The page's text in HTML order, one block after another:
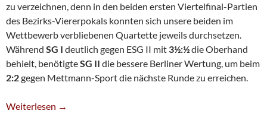
zu verzeichnen, denn in den beiden ersten Viertelfinal-Partien
des Bezirks-Viererpokals konnten sich unsere beiden im
Wettbewerb verbliebenen Quartette jeweils durchsetzen.
Während SG I deutlich gegen ESG II mit 3½:½die Oberhand
behielt, benötigteSG II die bessere Berliner Wertung, um beim
2:2gegen Mettmann-Sport die nächste Runde zu erreichen.
Zwei SG-Teams Im Bezirkspokal-Halbfinale
Weiterlesen →